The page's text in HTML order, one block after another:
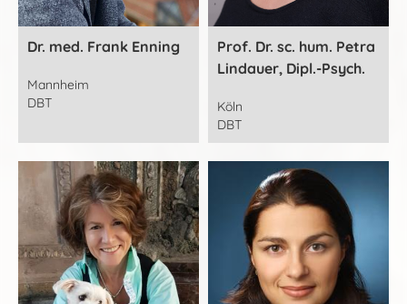
Dr. med. Frank Enning
Mannheim
DBT
Prof. Dr. sc. hum. Petra
Lindauer, Dipl.-Psych.
Köln
DBT